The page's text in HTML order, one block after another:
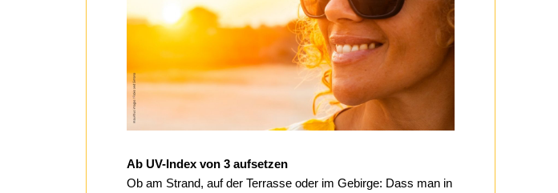
Ab UV-Index von 3 aufsetzen
Ob am Strand, auf der Terrasse oder im Gebirge: Dass man in